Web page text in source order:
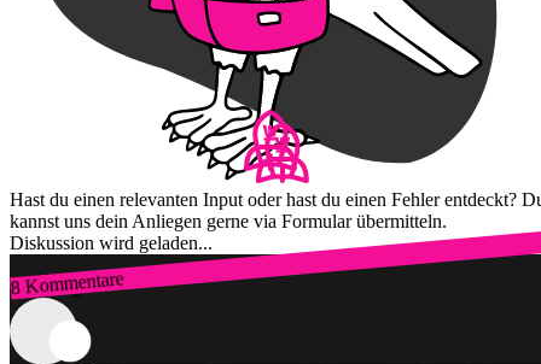
Hast du einen relevanten Input oder hast du einen Fehler entdeckt?
kannst uns dein Anliegen gerne via Formular übermitteln.
Diskussion wird geladen...
8 Kommentare
Zum Login